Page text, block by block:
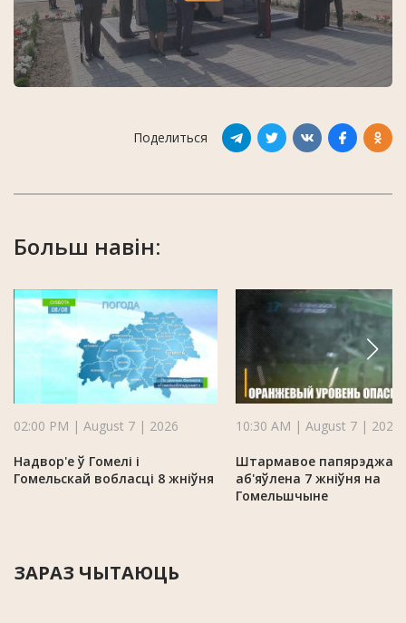
Поделиться
Больш навін:
02:00 PM | August 7 | 2026
Надвор'е ў Гомелі і
Гомельскай вобласці 8 жніўня
10:30 AM | August 7 | 2026
Штармавое
аб'яўлена 7 жніўня на
Гомельшчыне
ЗАРАЗ ЧЫТАЮЦЬ